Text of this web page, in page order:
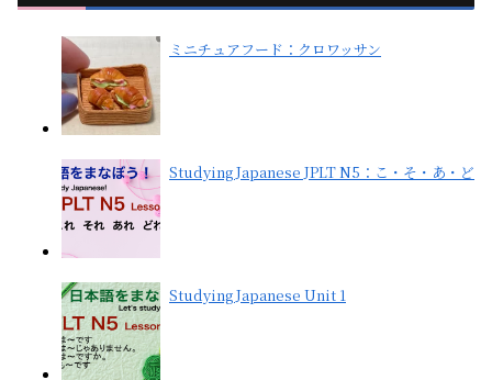
ミニチュアフード：クロワッサン
Studying Japanese JPLT N5：こ・そ・あ・ど
Studying Japanese Unit 1